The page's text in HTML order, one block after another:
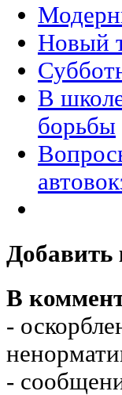
Новый
В
борьбы
Добавить
В
-
-